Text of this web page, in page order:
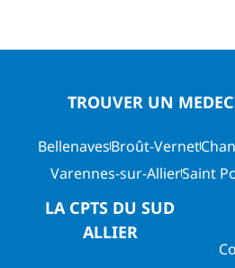
TROUVER UN
BellenavesBroût-Vernet
Varennes-sur-AllierSaint
LA CPTS DU SUD
ALLIER